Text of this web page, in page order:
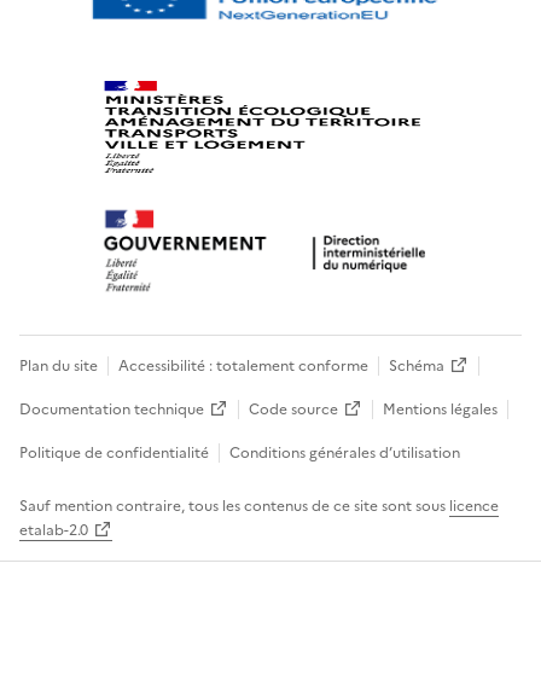
Plan du site Accessibilité : totalement conforme
Schéma
Documentation technique
Code source
Mentions légales
Politique de confidentialité
Conditions générales d’utilisation
Sauf mention contraire, tous les contenus de ce site sont sous licence
etalab-2.0